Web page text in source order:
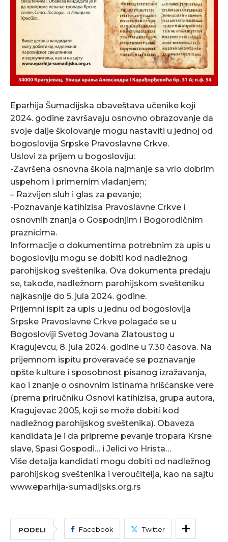
Eparhija Šumadijska obaveštava učenike koji
2024. godine završavaju osnovno obrazovanje da
svoje dalje školovanje mogu nastaviti u jednoj od
bogoslovija Srpske Pravoslavne Crkve.
Uslovi za prijem u bogosloviju:
-Završena osnovna škola najmanje sa vrlo dobrim
uspehom i primernim vladanjem;
– Razvijen sluh i glas za pevanje;
-Poznavanje katihizisa Pravoslavne Crkve i
osnovnih znanja o Gospodnjim i Bogorodičnim
praznicima.
Informacije o dokumentima potrebnim za upis u
bogosloviju mogu se dobiti kod nadležnog
parohijskog sveštenika. Ova dokumenta predaju
se, takođe, nadležnom parohijskom svešteniku
najkasnije do 5. jula 2024. godine.
Prijemni ispit za upis u jednu od bogoslovija
Srpske Pravoslavne Crkve polagaće se u
Bogosloviji Svetog Jovana Zlatoustog u
Kragujevcu, 8. jula 2024. godine u 7.30 časova. Na
prijemnom ispitu proveravaće se poznavanje
opšte kulture i sposobnost pisanog izražavanja,
kao i znanje o osnovnim istinama hrišćanske vere
(prema priručniku Osnovi katihizisa, grupa autora,
Kragujevac 2005, koji se može dobiti kod
nadležnog parohijskog sveštenika). Obaveza
kandidata je i da pripreme pevanje tropara Krsne
slave, Spasi Gospodi… i Jelici vo Hrista…
Više detalja kandidati mogu dobiti od nadležnog
parohijskog sveštenika i veroučitelja, kao na sajtu
www.eparhija-sumadijsks.org.rs
PODELI Facebook Twitter